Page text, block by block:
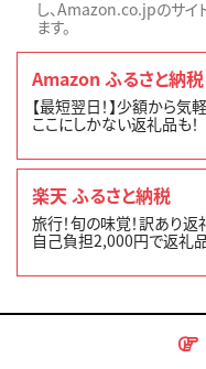
し、Amazon.co.jpのサイ
ます。
Amazon ふるさと納税
【最短翌日！】少額から気
ここにしかない返礼品も！
楽天 ふるさと納税
旅行！旬の味覚！訳あり返
自己負担2,000円で返礼品